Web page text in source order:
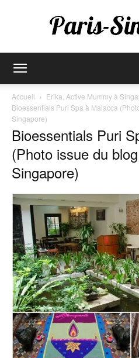
Accueil
Erika, Active Mummy à
Bioessentials Puri Spa à Malacca
Singapore)
Bioessentials Puri
(Photo issue du
Singapore)